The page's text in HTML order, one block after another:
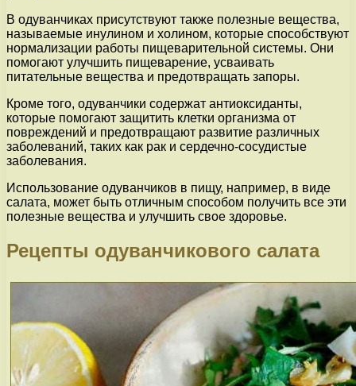
В одуванчиках присутствуют также полезные вещества,
называемые инулином и холином, которые способствуют
нормализации работы пищеварительной системы. Они
помогают улучшить пищеварение, усваивать
питательные вещества и предотвращать запоры.
Кроме того, одуванчики содержат антиоксиданты,
которые помогают защитить клетки организма от
повреждений и предотвращают развитие различных
заболеваний, таких как рак и сердечно-сосудистые
заболевания.
Использование одуванчиков в пищу, например, в виде
салата, может быть отличным способом получить все эти
полезные вещества и улучшить свое здоровье.
Рецепты одуванчикового салата